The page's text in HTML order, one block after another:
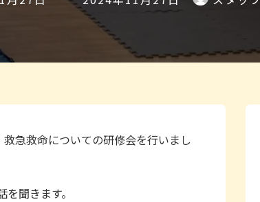
終
日
急救命についての研修会を行いまし
聞きます。